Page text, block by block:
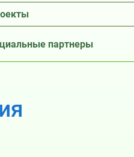
партнеры